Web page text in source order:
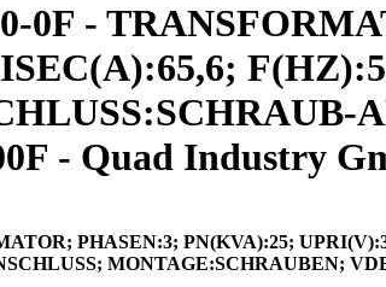
0F -
- Quad Industry
PHASEN:3; PN(KVA):25;
MONTAGE:SCHRAUBEN; VDE